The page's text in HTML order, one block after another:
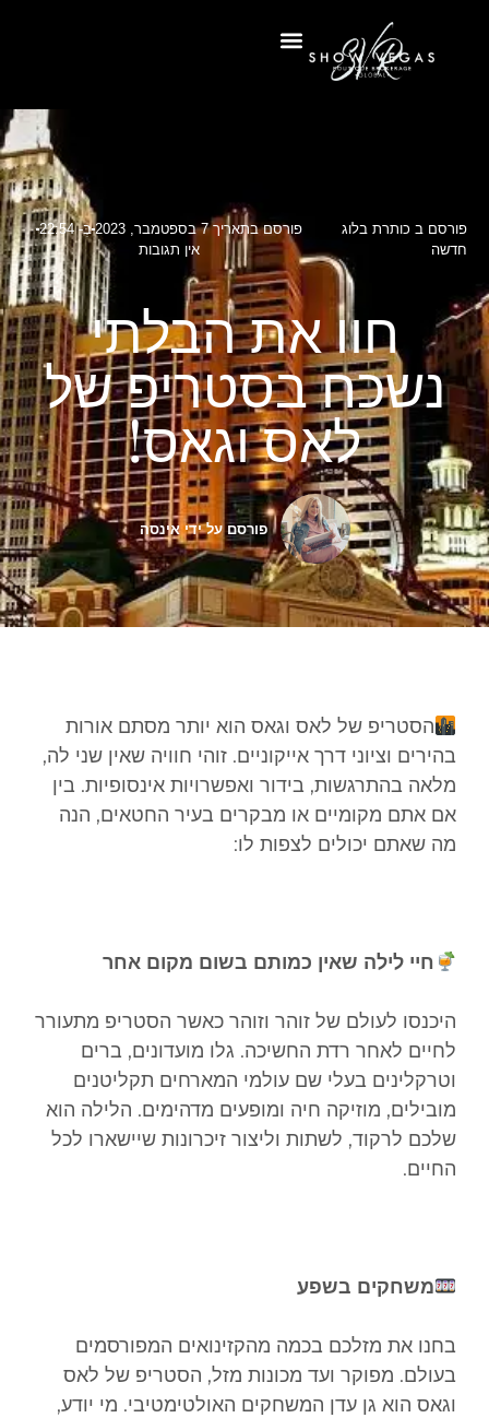
פורסם ב כותרת בלוג
חדשה
פורסם בתאריך7 בספטמבר, 2023 בְּ- 22:54
אין תגובות
חוו את הבלתי
נשכח בסטריפ של
לאס וגאס!
פורסם על ידיאינסה
הסטריפ של לאס וגאס הוא יותר מסתם אורות
בהירים וציוני דרך אייקוניים. זוהי חוויה שאין שני לה,
מלאה בהתרגשות, בידור ואפשרויות אינסופיות. בין
אם אתם מקומיים או מבקרים בעיר החטאים, הנה
מה שאתם יכולים לצפות לו:
חיי לילה שאין כמותם בשום מקום אחר
היכנסו לעולם של זוהר וזוהר כאשר הסטריפ מתעורר
לחיים לאחר רדת החשיכה. גלו מועדונים, ברים
וטרקלינים בעלי שם עולמי המארחים תקליטנים
מובילים, מוזיקה חיה ומופעים מדהימים. הלילה הוא
שלכם לרקוד, לשתות וליצור זיכרונות שיישארו לכל
החיים.
משחקים בשפע
בחנו את מזלכם בכמה מהקזינואים המפורסמים
בעולם. מפוקר ועד מכונות מזל, הסטריפ של לאס
וגאס הוא גן עדן המשחקים האולטימטיבי. מי יודע,